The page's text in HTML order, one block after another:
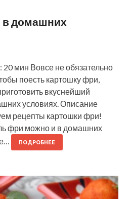
домашних
мин Вовсе не обязательно
поесть картошку фри,
вкуснейший
условиях. Описание
рецепты картошки фри!
фри можно и в домашних
ПОДРОБНЕЕ